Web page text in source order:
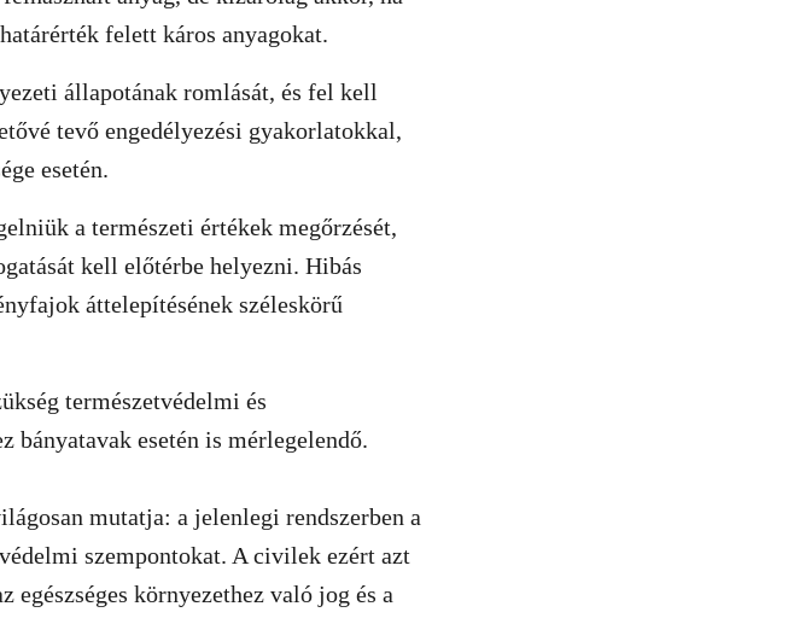
felett káros anyagokat.
állapotának romlását, és fel kell
tevő engedélyezési gyakorlatokkal,
esetén.
a természeti értékek megőrzését,
kell előtérbe helyezni. Hibás
áttelepítésének széleskörű
természetvédelmi és
bányatavak esetén is mérlegelendő.
mutatja: a jelenlegi rendszerben a
szempontokat. A civilek ezért azt
egészséges környezethez való jog és a